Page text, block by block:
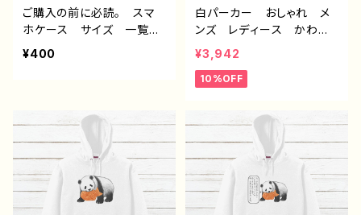
ご購入の前に必読。 スマ
ホケース サイズ 一覧
選び方 iPhoneケース A
UOS OPPO ワイモバイ
ル etc. 手帳型 全機種
対応
¥400
白パーカー おしゃれ メ
ンズ レディース かわい
い おもしろパーカー パ
ンダ 動物 ゆるかわ イ
ラスト おすすめ 個性
るい ネタ系 人気 イラ
ストレーター クリエイタ
ー 絵師 オリジナル デ
ザイン グッズ 悪いことを
言うパンダ タイトル：もし
もし悪パンダ 作：こさつ
¥3,942
10%OFF